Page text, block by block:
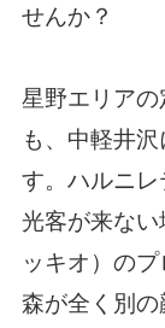
せんか？
星野エリア
も、中軽井沢
す。ハルニ
光客が来な
ッキオ）の
森が全く別